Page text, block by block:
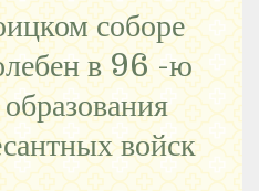
соборе
в 96 -ю
войск